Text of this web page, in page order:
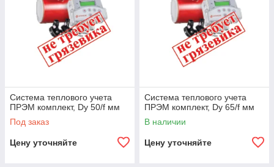
Система теплового учета
ПРЭМ комплект, Dy 50/f мм
Под заказ
Цену уточняйте
Система теплового учета
ПРЭМ комплект, Dy 65/f мм
В наличии
Цену уточняйте